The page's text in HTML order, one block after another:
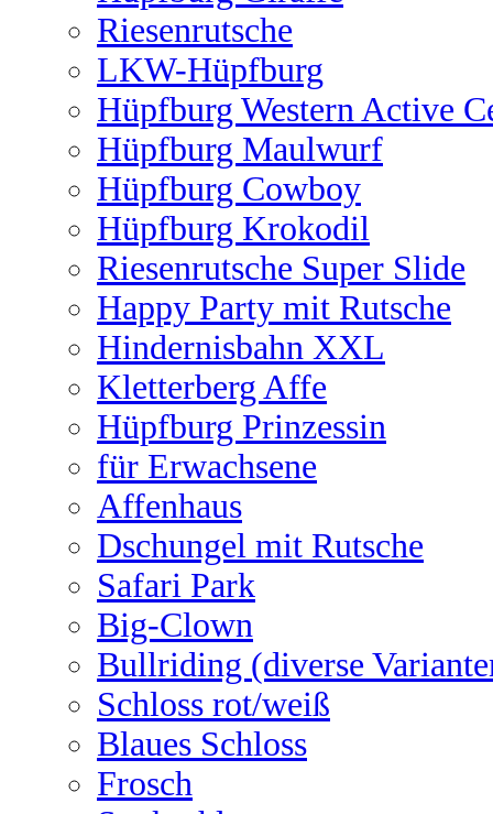
Riesenrutsche
LKW-Hüpfburg
Hüpfburg Western Active
Hüpfburg Maulwurf
Hüpfburg Cowboy
Hüpfburg Krokodil
Riesenrutsche Super Slide
Happy Party mit Rutsche
Hindernisbahn XXL
Kletterberg Affe
Hüpfburg Prinzessin
für Erwachsene
Affenhaus
Dschungel mit Rutsche
Safari Park
Big-Clown
Bullriding (diverse
Schloss rot/weiß
Blaues Schloss
Frosch